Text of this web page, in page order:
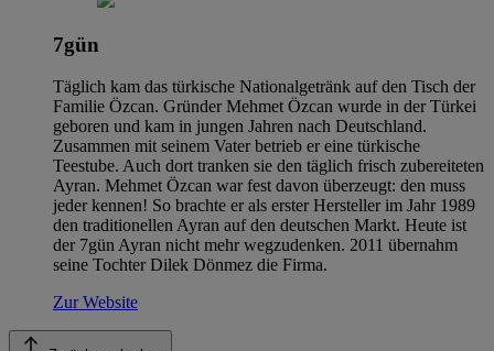
7gün
Täglich kam das türkische Nationalgetränk auf den Tisch der
Familie Özcan. Gründer Mehmet Özcan wurde in der Türkei
geboren und kam in jungen Jahren nach Deutschland.
Zusammen mit seinem Vater betrieb er eine türkische
Teestube. Auch dort tranken sie den täglich frisch zubereiteten
Ayran. Mehmet Özcan war fest davon überzeugt: den muss
jeder kennen! So brachte er als erster Hersteller im Jahr 1989
den traditionellen Ayran auf den deutschen Markt. Heute ist
der 7gün Ayran nicht mehr wegzudenken. 2011 übernahm
seine Tochter Dilek Dönmez die Firma.
Zur Website